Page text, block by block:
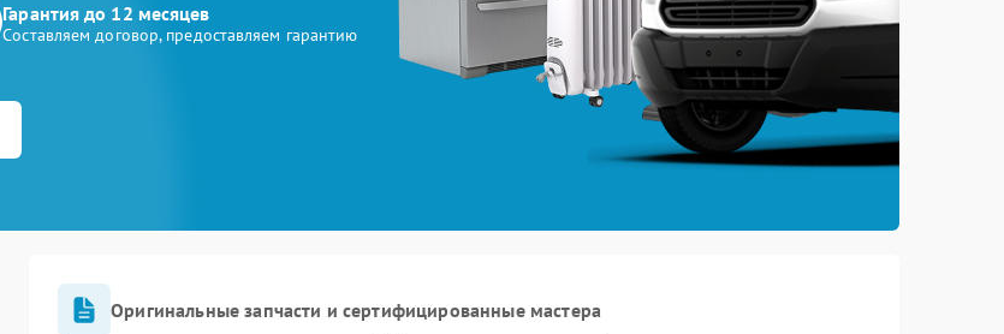
Гарантия до 12 месяцев
Составляем договор, предоставляем гарантию
Оригинальные запчасти и сертифицированные мастера